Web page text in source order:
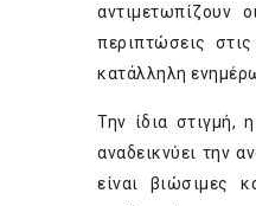
αντιμετωπίζουν
περιπτώσεις
κατάλληλη
Την ίδια στιγμή,
αναδεικνύει την
είναι βιώσιμες